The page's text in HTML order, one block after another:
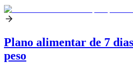
Plano alimentar de 7
peso